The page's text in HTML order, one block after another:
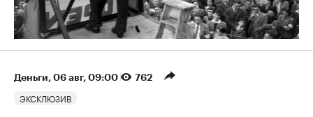
Деньги 06 авг, 09:00 762
ЭКСКЛЮЗИВ